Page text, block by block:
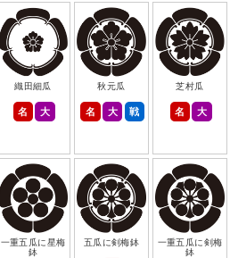
織田細瓜
名 大
秋元瓜
名 大 戦
芝村瓜
名 大
一重五瓜に星梅
鉢
五瓜に剣梅鉢
一重五瓜に剣梅
鉢